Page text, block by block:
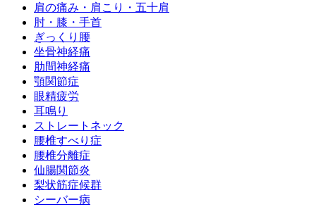
肩の痛み・肩こり・五十肩
肘・膝・手首
ぎっくり腰
坐骨神経痛
肋間神経痛
顎関節症
眼精疲労
耳鳴り
ストレートネック
腰椎すべり症
腰椎分離症
仙腸関節炎
梨状筋症候群
シーバー病